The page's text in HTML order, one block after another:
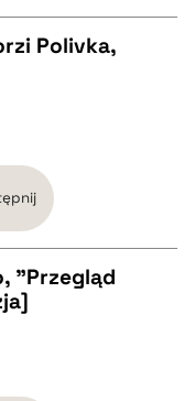
Polivka,
"Przegląd